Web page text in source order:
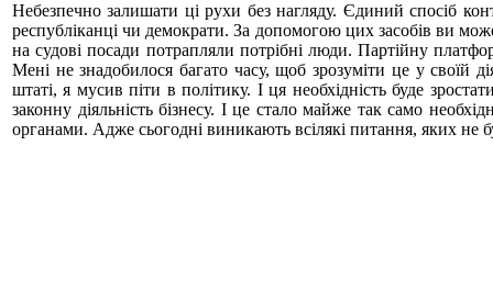
Небезпечно залишати ці рухи без нагляду. Єдиний спосіб
республіканці чи демократи. За допомогою цих засобів ви
на судові посади потрапляли потрібні люди. Партійну
Мені не знадобилося багато часу, щоб зрозуміти це у своїй
штаті, я мусив піти в політику. І ця необхідність буде
законну діяльність бізнесу. І це стало майже так само
органами. Адже сьогодні виникають всілякі питання, яких не